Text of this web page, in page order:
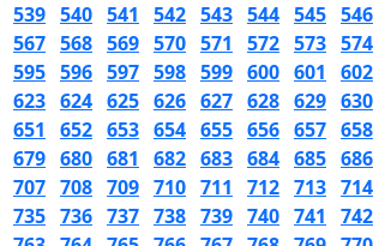
539 540 541 542 543 544 545 546
567 568 569 570 571 572 573 574
595 596 597 598 599 600 601 602
623 624 625 626 627 628 629 630
651 652 653 654 655 656 657 658
679 680 681 682 683 684 685 686
707 708 709 710 711 712 713 714
735 736 737 738 739 740 741 742